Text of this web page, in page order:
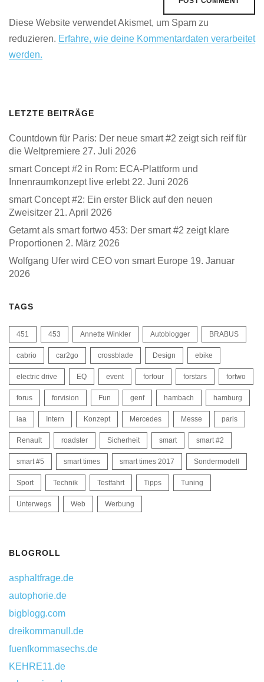
Diese Website verwendet Akismet, um Spam zu
reduzieren. Erfahre, wie deine Kommentardaten verarbeitet
werden.
LETZTE BEITRÄGE
Countdown für Paris: Der neue smart #2 zeigt sich reif für
die Weltpremiere 27. Juli 2026
smart Concept #2 in Rom: ECA-Plattform und
Innenraumkonzept live erlebt 22. Juni 2026
smart Concept #2: Ein erster Blick auf den neuen
Zweisitzer 21. April 2026
Getarnt als smart fortwo 453: Der smart #2 zeigt klare
Proportionen 2. März 2026
Wolfgang Ufer wird CEO von smart Europe 19. Januar
2026
TAGS
451 453 Annette Winkler Autoblogger BRABUS
cabrio car2go crossblade Design ebike
electric drive EQ event forfour forstars fortwo
forus forvision Fun genf hambach hamburg
iaa Intern Konzept Mercedes Messe paris
Renault roadster Sicherheit smart smart #2
smart #5 smart times smart times 2017 Sondermodell
Sport Technik Testfahrt Tipps Tuning
Unterwegs Web Werbung
BLOGROLL
asphaltfrage.de
autophorie.de
bigblogg.com
dreikommanull.de
fuenfkommasechs.de
KEHRE11.de